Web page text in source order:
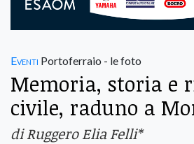
Eventi Portoferraio - le foto
Memoria, storia e
civile, raduno a
di Ruggero Elia Felli*